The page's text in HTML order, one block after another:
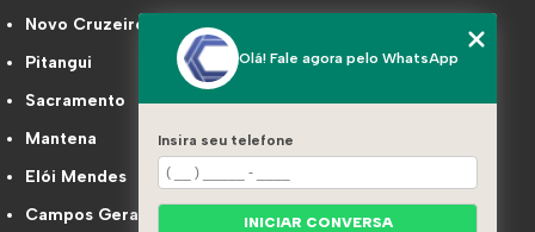
Novo Cruzeiro
Pitangui
Sacramento
Mantena
Elói Mendes
Campos Gerais
Olá! Fale agora pelo WhatsApp
Insira seu telefone
INICIAR CONVERSA